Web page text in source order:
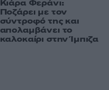
Κιάρα Φεράνι:
Ποζάρει με τον
σύντροφό της και
απολαμβάνει το
καλοκαίρι στην Ίμπιζα